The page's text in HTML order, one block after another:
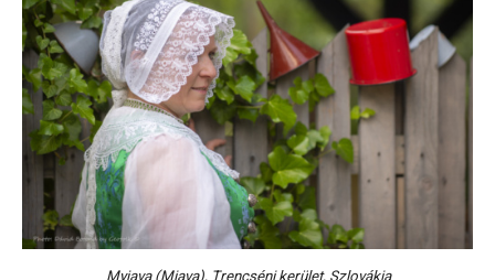
Myjava (Miava), Trencséni kerület, Szlovákia